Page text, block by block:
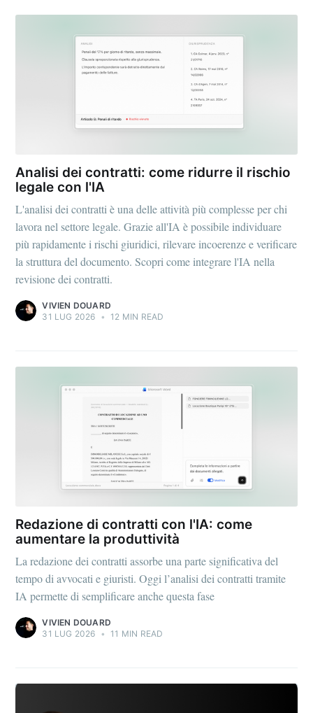
Analisi dei contratti: come ridurre il rischio
legale con l'IA
L'analisi dei contratti è una delle attività più complesse per chi
lavora nel settore legale. Grazie all'IA è possibile individuare
più rapidamente i rischi giuridici, rilevare incoerenze e verificare
la struttura del documento. Scopri come integrare l'IA nella
revisione dei contratti.
VIVIEN DOUARD
31 LUG 2026 • 12 MIN READ
Redazione di contratti con l'IA: come
aumentare la produttività
La redazione dei contratti assorbe una parte significativa del
tempo di avvocati e giuristi. Oggi l’analisi dei contratti tramite
IA permette di semplificare anche questa fase
VIVIEN DOUARD
31 LUG 2026 • 11 MIN READ
Italia
Stay up to date! Get all the latest &
greatest posts delivered straight to
your inbox